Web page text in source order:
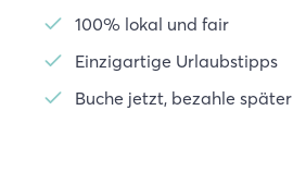
100% lokal und fair
Einzigartige Urlaubstipps
Buche jetzt, bezahle später